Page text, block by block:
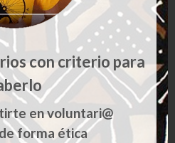
perdidos
con criterio para
en voluntari@
forma ética